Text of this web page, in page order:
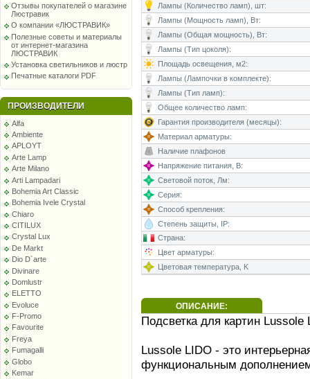
Отзывы покупателей о магазине
Люстравик
О компании «ЛЮСТРАВИК»
Полезные советы и материалы
от интернет-магазина
ЛЮСТРАВИК
Установка светильников и люстр
Печатные каталоги PDF
ПРОИЗВОДИТЕЛИ
Alfa
Ambiente
APLOYT
Arte Lamp
Arte Milano
Arti Lampadari
Bohemia Art Classic
Bohemia Ivele Crystal
Chiaro
CITILUX
Crystal Lux
De Markt
Dio D`arte
Divinare
Domlustr
ELETTO
Evoluce
F-Promo
Favourite
Freya
Fumagalli
Globo
Kemar
Лампы (Количество ламп), шт:
Лампы (Мощность ламп), Вт:
Лампы (Общая мощность), Вт:
Лампы (Тип цоколя):
Площадь освещения, м2:
Лампы (Лампочки в комплекте):
Лампы (Тип ламп):
Общее количество ламп:
Гарантия производителя (месяцы):
Материал арматуры:
Наличие плафонов
Напряжение питания, В:
Световой поток, Лм:
Серия:
Способ крепления:
Степень защиты, IP:
Страна:
Цвет арматуры:
Цветовая температура, K
ОПИСАНИЕ:
Подсветка для картин
Lussole LIDO - это
функциональным